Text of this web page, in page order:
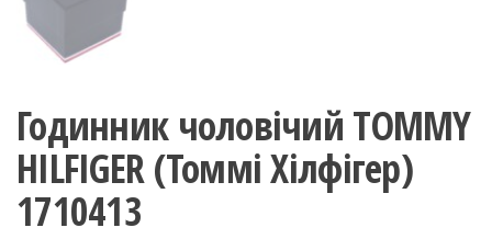
Годинник чоловічий TOMMY
HILFIGER (Томмі Хілфігер)
1710413